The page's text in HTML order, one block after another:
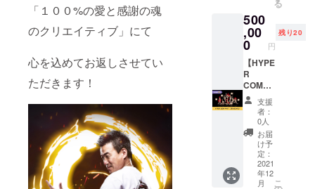
「１００%の愛と感謝の魂
のクリエイティブ」にて
心を込めてお返しさせてい
ただきます！
amに掲
載させ
ていた
だきま
す。
https://
www.in
stagra
m.com/
hyper_
profile/
※撮影は
HYPER
BRAND
INGのス
タジオ
す。 企
画から
デザイ
ンまで
すべて
こちら
で監修
しま
す。 撮
影した
お写真
HYPER
PROFIL
Eの
Instagr
る
500
,00
0 円
残り20
【HYPE
R
COMPA
NY
STAND
ARD】
10名ま
での写
真撮影
をおこ
ないま
す。 ダ
支援
者：
0人
お届
け予
定：
2021
年12
月
こ